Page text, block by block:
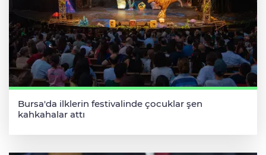
Bursa'da ilklerin festivalinde çocuklar şen
kahkahalar attı